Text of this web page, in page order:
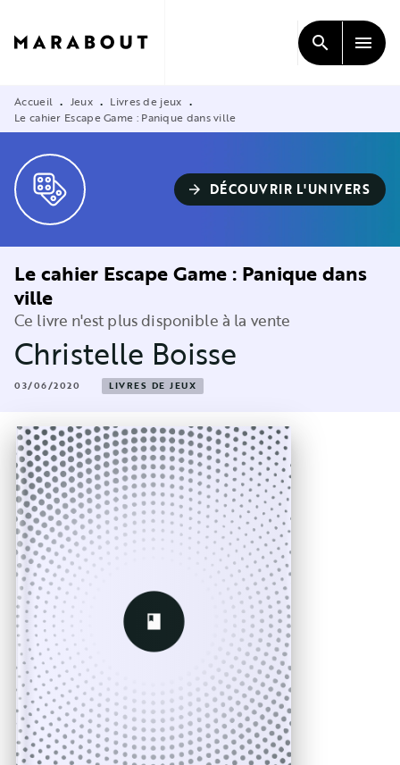
CONTENU
search menu
Accueil • Jeux • Livres de jeux •
Le cahier Escape Game : Panique dans ville
arrow_forward DÉCOUVRIR L'UNIVERS
Le cahier Escape Game : Panique dans
ville
Ce livre n'est plus disponible à la vente
Christelle Boisse
03/06/2020 LIVRES DE JEUX